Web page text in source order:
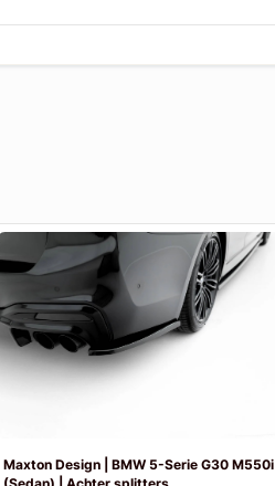
Maxton Design | BMW 5-Serie G30 M550i